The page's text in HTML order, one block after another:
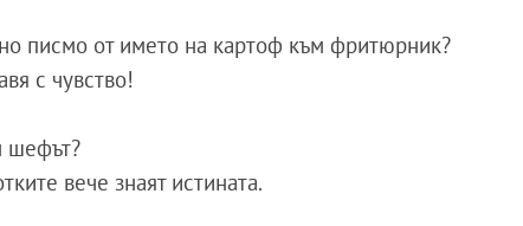
от името на картоф към фритюрник?
с чувство!
шефът?
вече знаят истината.